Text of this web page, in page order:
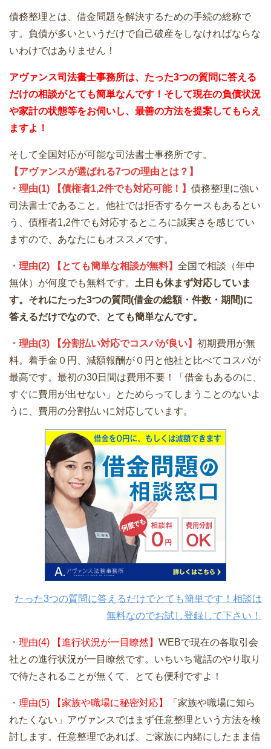
債務整理とは、借金問題を解決するための手続の総称で
す。負債が多いというだけで自己破産をしなければならな
いわけではありません！
アヴァンス司法書士事務所は、 たった3つの質問に答える
だけの相談がとても簡単なんです！そして現在の負債状況
や家計の状態等をお伺いし、最善の方法を提案してもらえ
ますよ！
そして全国対応が可能な司法書士事務所です。
【アヴァンスが選ばれる7つの理由とは？】
・理由(1) 【債権者1,2件でも対応可能！】 債務整理に強い
司法書士であること。他社では拒否するケースもあるとい
う、債権者1,2件でも対応するところに誠実さを感じてい
ますので、あなたにもオススメです。
・理由(2) 【とても簡単な相談が無料】 全国で相談（年中
無休）が何度でも無料です。 土日も休まず対応していま
す。それにたった3つの質問(借金の総額・件数・期間)に
答えるだけでなので、とても簡単なんです。
・理由(3) 【分割払い対応でコスパが良い】 初期費用が無
料。着手金０円、減額報酬が０円と他社と比べてコスパが
最高です。最初の30日間は費用不要！「借金もあるのに、
すぐに費用が出せない」とためらってしまうことのないよ
うに、費用の分割払いに対応しています。
たった3つの質問に答えるだけでとても簡単です！相談は
無料なのでお試し登録して下さい！
・理由(4) 【進行状況が一目瞭然】 WEBで現在の各取引会
社との進行状況が一目瞭然です。いちいち電話のやり取り
で待たされることが無くて、とても便利ですよ！
・理由(5) 【家族や職場に秘密対応】
「家族や職場に知ら
れたくない」アヴァンスではまず任意整理という方法を検
討します。任意整理であれば、ご家族に内緒にしたまま借